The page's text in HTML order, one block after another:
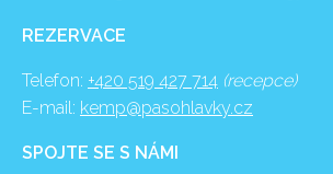
REZERVACE
Telefon: +420 519 427 714 (recepce)
E-mail: kemp@pasohlavky.cz
SPOJTE SE S NÁMI